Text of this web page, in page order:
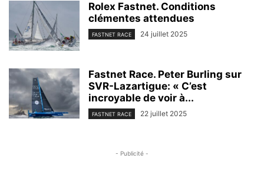
Rolex Fastnet. Conditions
clémentes attendues
FASTNET RACE 24 juillet 2025
Fastnet Race. Peter Burling sur
SVR-Lazartigue: « C’est
incroyable de voir à...
FASTNET RACE 22 juillet 2025
- Publicité -